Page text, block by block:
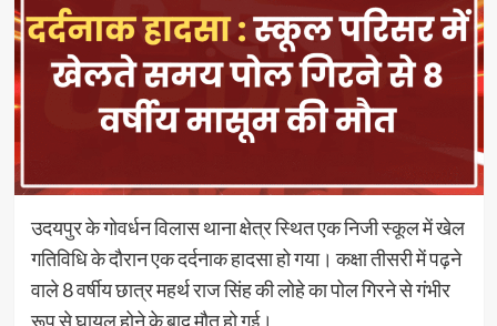
उदयपुर के गोवर्धन विलास थाना क्षेत्र स्थित एक निजी स्कूल में खेल
गतिविधि के दौरान एक दर्दनाक हादसा हो गया। कक्षा तीसरी में पढ़ने
वाले 8 वर्षीय छात्र महर्थ राज सिंह की लोहे का पोल गिरने से गंभीर
रूप से घायल होने के बाद मौत हो गई।